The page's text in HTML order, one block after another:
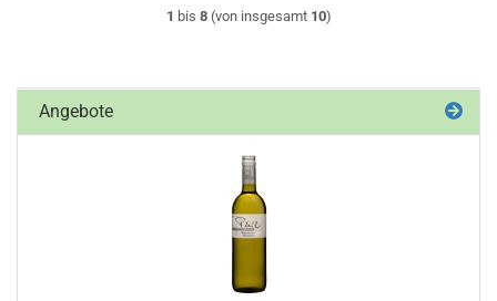
1 bis 8(von insgesamt 10)
Angebote